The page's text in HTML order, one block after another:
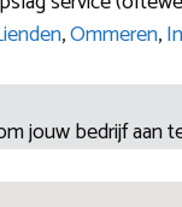
,Ommeren,
jouw bedrijf aan